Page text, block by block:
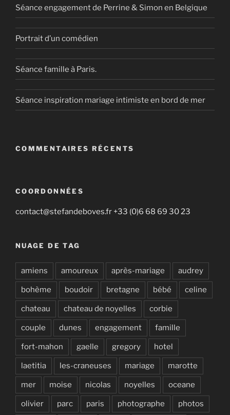
Séance engagement de Perrine & Simon en Belgique
Portrait d’un comédien
Séance famille à Paris.
Séance inspiration mariage intimiste en bord de mer
COMMENTAIRES RÉCENTS
COORDONNÉES
contact@stefandeboves.fr +33 (0)6 68 69 30 23
NUAGE DE TAG
amiens amoureux après-mariage audrey
bohème boudoir bretagne bébé celine
chateau chateau de noyelles corbie
couple dunes engagement famille
fort-mahon gaelle gregory hotel
laetitia les-craneuses mariage marotte
mer moise nicolas noyelles oceane
olivier parc paris photographe photos